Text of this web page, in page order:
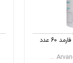
60 عدد